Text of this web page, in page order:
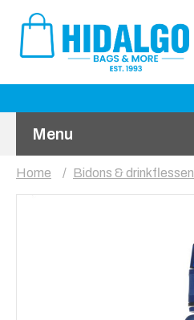
Menu
Home Bidons & drinkflessen